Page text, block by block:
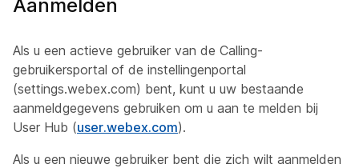
Aanmelden
Als u een actieve gebruiker van de Calling-
gebruikersportal of de instellingenportal
(settings.webex.com) bent, kunt u uw bestaande
aanmeldgegevens gebruiken om u aan te melden bij
User Hub (user.webex.com).
Als u een nieuwe gebruiker bent die zich wilt aanmelden